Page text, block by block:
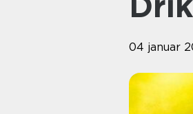
04 januar